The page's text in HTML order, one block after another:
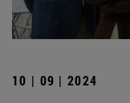
10 | 09 | 2024